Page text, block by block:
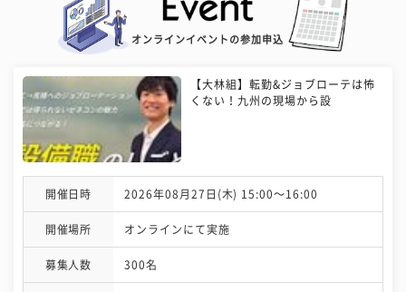
オンラインイベントの参加申込
【大林組】転勤&ジョブローテは怖
くない！九州の現場から設
開催日時 2026年08月27日(木) 15:00〜16:00
開催場所 オンラインにて実施
募集人数 300名